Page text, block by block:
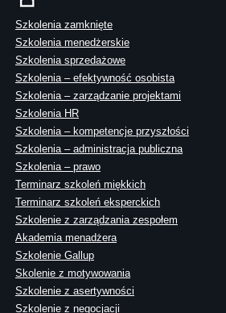
Szkolenia zamknięte
Szkolenia menedżerskie
Szkolenia sprzedażowe
Szkolenia – efektywność osobista
Szkolenia – zarządzanie projektami
Szkolenia HR
Szkolenia – kompetencje przyszłości
Szkolenia – administracja publiczna
Szkolenia – prawo
Terminarz szkoleń miękkich
Terminarz szkoleń eksperckich
Szkolenie z zarządzania zespołem
Akademia menadżera
Szkolenie Gallup
Skolenie z motywowania
Szkolenie z asertywności
Szkolenie z negocjacji